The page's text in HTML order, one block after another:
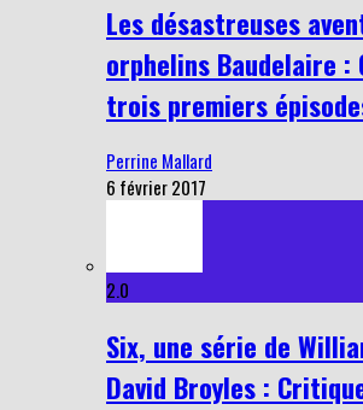
Les désastreuses
orphelins Baudelaire :
trois premiers
Perrine Mallard
6 février 2017
2.0
Six, une série de
David Broyles :